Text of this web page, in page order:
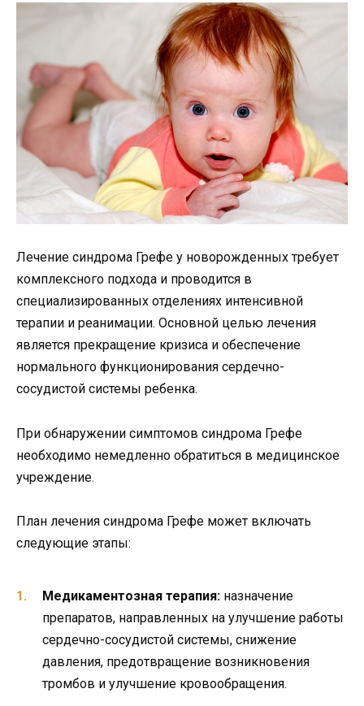
Лечение синдрома Грефе у новорожденных требует
комплексного подхода и проводится в
специализированных отделениях интенсивной
терапии и реанимации. Основной целью лечения
является прекращение кризиса и обеспечение
нормального функционирования сердечно-
сосудистой системы ребенка.
При обнаружении симптомов синдрома Грефе
необходимо немедленно обратиться в медицинское
учреждение.
План лечения синдрома Грефе может включать
следующие этапы:
Медикаментозная терапия: назначение
препаратов, направленных на улучшение работы
сердечно-сосудистой системы, снижение
давления, предотвращение возникновения
тромбов и улучшение кровообращения.